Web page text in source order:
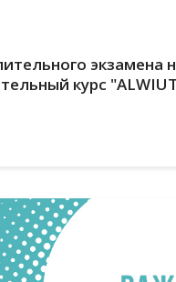
экзамена
курс